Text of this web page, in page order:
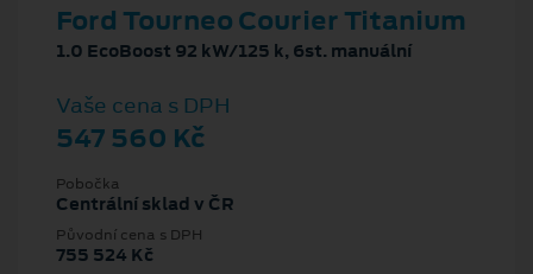
Ford Tourneo Courier Titanium
1.0 EcoBoost 92 kW/125 k, 6st. manuální
Vaše cena s DPH
547 560 Kč
Pobočka
Centrální sklad v ČR
Původní cena s DPH
755 524 Kč